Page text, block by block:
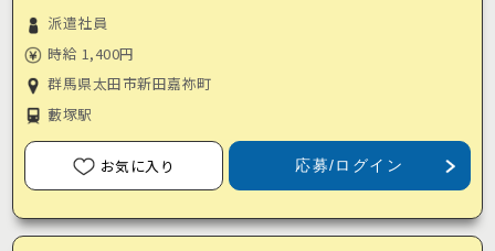
派遣社員
時給 1,400円
群馬県太田市新田嘉祢町
藪塚駅
お気に入り 応募/ログイン